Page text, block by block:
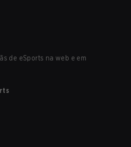
de eSports na web e em